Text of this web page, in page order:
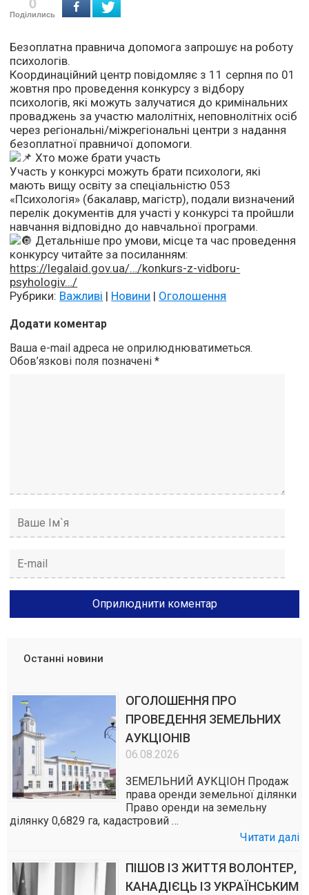
Поділились
Безоплатна правнича допомога запрошує на роботу
психологів.
Координаційний центр повідомляє з 11 серпня по 01
жовтня про проведення конкурсу з відбору
психологів, які можуть залучатися до кримінальних
проваджень за участю малолітніх, неповнолітніх осіб
через регіональні/міжрегіональні центри з надання
безоплатної правничої допомоги.
Хто може брати участь
Участь у конкурсі можуть брати психологи, які
мають вищу освіту за спеціальністю 053
«Психологія» (бакалавр, магістр), подали визначений
перелік документів для участі у конкурсі та пройшли
навчання відповідно до навчальної програми.
Детальніше про умови, місце та час проведення
конкурсу читайте за посиланням:
https://legalaid.gov.ua/…/konkurs-z-vidboru-
psyhologiv…/
Рубрики: Важливі | Новини | Оголошення
Додати коментар
Ваша e-mail адреса не оприлюднюватиметься.
Обов’язкові поля позначені*
Останні новини
ОГОЛОШЕННЯ ПРО
ПРОВЕДЕННЯ ЗЕМЕЛЬНИХ
АУКЦІОНІВ
06.08.2026
ЗЕМЕЛЬНИЙ АУКЦІОН Продаж
права оренди земельної ділянки
Право оренди на земельну
ділянку 0,6829 га, кадастровий …
Читати далі
ПІШОВ ІЗ ЖИТТЯ ВОЛОНТЕР,
КАНАДІЄЦЬ ІЗ УКРАЇНСЬКИМ